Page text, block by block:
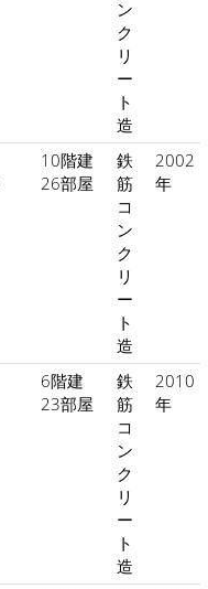
ン
ク
リ
ー
ト
造
10階建
26部屋
鉄
筋
コ
ン
ク
リ
ー
ト
造
2002
年
6階建
23部屋
鉄
筋
コ
ン
ク
リ
ー
ト
造
2010
年